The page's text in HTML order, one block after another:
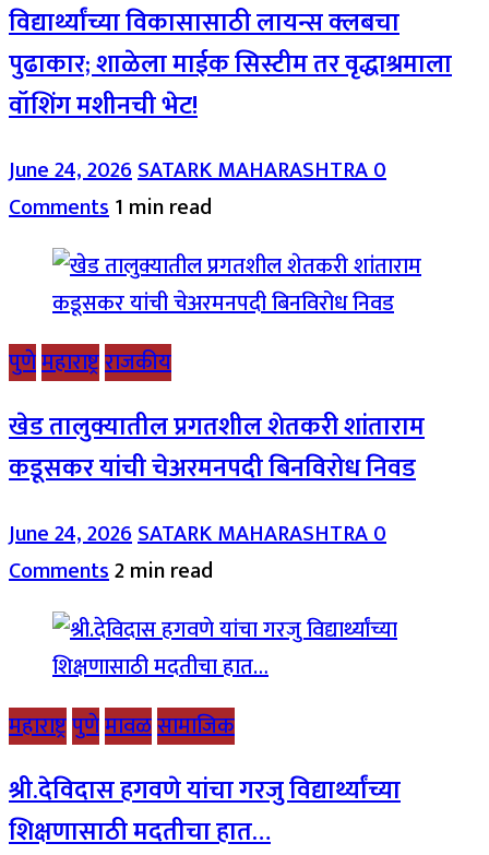
विद्यार्थ्यांच्या विकासासाठी लायन्स क्लबचा
पुढाकार; शाळेला माईक सिस्टीम तर वृद्धाश्रमाला
वॉशिंग मशीनची भेट!
June 24, 2026SATARK MAHARASHTRA0
Comments1 min read
पुणेमहाराष्ट्रराजकीय
खेड तालुक्यातील प्रगतशील शेतकरी शांताराम
कडूसकर यांची चेअरमनपदी बिनविरोध निवड
June 24, 2026SATARK MAHARASHTRA0
Comments2 min read
महाराष्ट्रपुणेमावळसामाजिक
श्री.देविदास हगवणे यांचा गरजु विद्यार्थ्यांच्या
शिक्षणासाठी मदतीचा हात…